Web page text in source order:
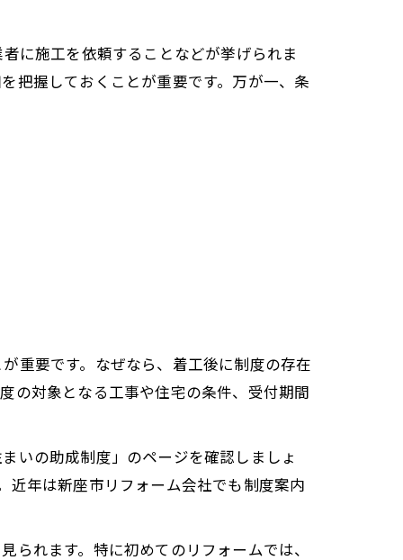
に施工を依頼することなどが挙げられま
把握しておくことが重要です。万が一、条
重要です。なぜなら、着工後に制度の存在
の対象となる工事や住宅の条件、受付期間
いの助成制度」のページを確認しましょ
近年は新座市リフォーム会社でも制度案内
れます。特に初めてのリフォームでは、